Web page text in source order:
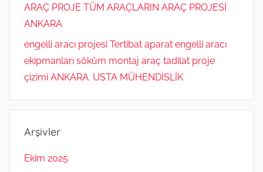
ARAÇ PROJE TÜM ARAÇLARIN ARAÇ PROJESİ
ANKARA
engelli aracı projesi Tertibat aparat engelli aracı
ekipmanları söküm montaj araç tadilat proje
çizimi ANKARA. USTA MÜHENDİSLİK
Arşivler
Ekim 2025